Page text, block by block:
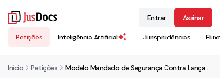
Petições Inteligência Artificial Jurisprudências
Entrar Assinar
Início Petições Modelo Mandado de Segurança Contra Lançamento Tributário (ISS) [2025] | Adv.Carlos